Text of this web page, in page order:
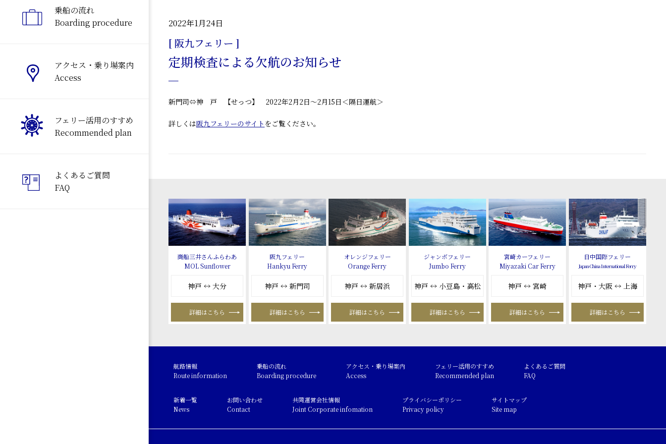
乗船の流れ
Boarding procedure
アクセス・乗り場案内
Access
フェリー活用のすすめ
Recommended plan
よくあるご質問
FAQ
2022年1月24日
[ 阪九フェリー ]
定期検査による欠航のお知らせ
新門司⇔神 戸 【せっつ】 2022年2月2日～2月15日＜隔日運航＞
詳しくは阪九フェリーのサイト をご覧ください。
商船三井さんふらわあ
MOL Sunflower
神戸 ↔ 大分
詳細はこちら
阪九フェリー
Hankyu Ferry
神戸 ↔ 新門司
詳細はこちら
オレンジフェリー
Orange Ferry
神戸 ↔ 新居浜
詳細はこちら
ジャンボフェリー
Jumbo Ferry
神戸 ↔ 小豆島・高松
詳細はこちら
宮崎カーフェリー
Miyazaki Car Ferry
神戸 ↔ 宮崎
詳細はこちら
日中国際フェリー
Japan-China International Ferry
神戸・大阪 ↔ 上海
詳細はこちら
航路情報
Route information
乗船の流れ
Boarding procedure
アクセス・乗り場案内
Access
フェリー活用のすすめ
Recommended plan
よくあるご質問
FAQ
新着一覧
News
お問い合わせ
Contact
共同運営会社情報
Joint Corporate infomation
プライバシーポリシー
Privacy policy
サイトマップ
Site map